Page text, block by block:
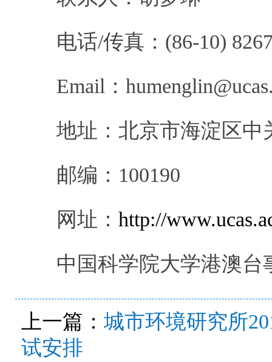
电话/传真： (86-10)
Email ：
地址：北京市海淀区中
邮编： 100190
网址： http://
中国科学院大学港澳台
上一篇： 城市环境研究所
试安排